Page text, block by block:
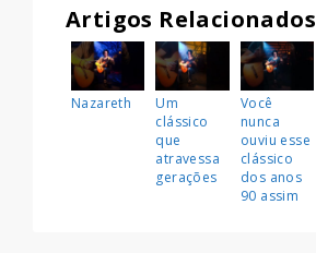
Artigos Relacionados
Nazareth
Um
clássico
que
atravessa
gerações
Você
nunca
ouviu esse
clássico
dos anos
90 assim